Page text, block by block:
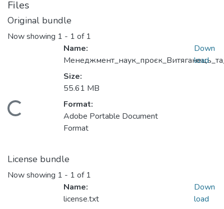
Files
Original bundle
Now showing 1 - 1 of 1
Name:
Size:
55.61 MB
Format:
Adobe Portable Document
Format
Down
load
License bundle
Now showing 1 - 1 of 1
Name:
license.txt
Down
load